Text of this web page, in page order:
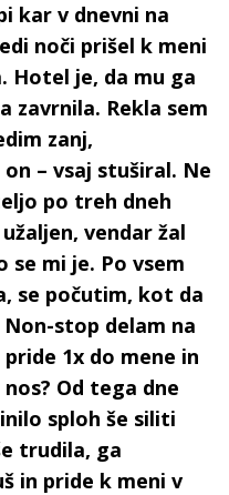
kar v dnevni na
noči prišel k meni
Hotel je, da mu ga
zavrnila. Rekla sem
zanj,
– vsaj stuširal. Ne
po treh dneh
vendar žal
se mi je. Po vsem
se počutim, kot da
stop delam na
1x do mene in
Od tega dne
sploh še siliti
trudila, ga
in pride k meni v